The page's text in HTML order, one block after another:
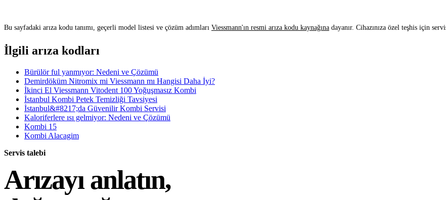
Bu sayfadaki arıza kodu tanımı, geçerli model listesi ve çözüm adımları Viessmann'ın resmi arıza kodu kaynağına dayanır. Cihazınıza özel teşhis için
İlgili arıza kodları
Bürülör ful yanmıyor: Nedeni ve Çözümü
Demirdöküm Nitromix mi Viessmann mı Hangisi Daha İyi?
İkinci El Viessmann Vitodent 100 Yoğuşmasız Kombi
İstanbul Kombi Petek Temizliği Tavsiyesi
İstanbul&#8217;da Güvenilir Kombi Servisi
Kaloriferlere ısı gelmiyor: Nedeni ve Çözümü
Kombi 15
Kombi Alacagim
Servis talebi
Arızayı anlatın,